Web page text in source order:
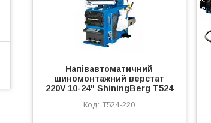
Напівавтоматичний
шиномонтажний верстат
220V 10-24" ShiningBerg T524
T524-220